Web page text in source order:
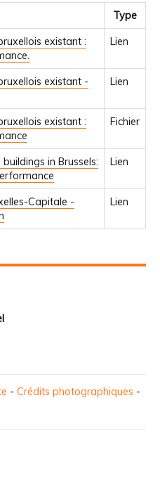
Type
existant :
Lien
existant -
Lien
existant :
Fichier
in Brussels:
Lien
Capitale -
Lien
- Crédits photographiques -